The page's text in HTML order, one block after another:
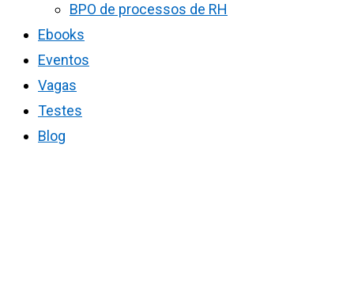
BPO de processos de RH
Ebooks
Eventos
Vagas
Testes
Blog